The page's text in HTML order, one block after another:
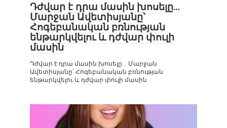
Դժվար է դրա մասին խոսելը…
Մարջան Ավետիսյանը՝
Հոգեբանական բռնության
ենթարկվելու և դժվար փուլի
մասին
Դժվար է դրա մասին խոսելը… Մարջան
Ավետիսյանը՝ Հոգեբանական բռնության
ենթարկվելու և դժվար փուլի մասին